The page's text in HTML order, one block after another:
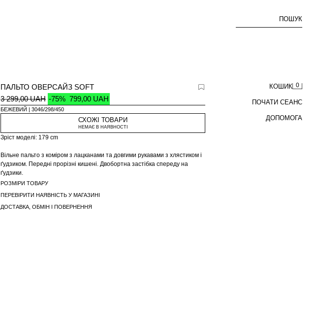
ПОШУК
КОШИК 0
ПОЧАТИ СЕАНС
ДОПОМОГА
ПАЛЬТО ОВЕРСАЙЗ SOFT
3 299,00 UAH -75% 799,00 UAH
БЕЖЕВИЙ 3046/298/450
СХОЖІ ТОВАРИ
НЕМАЄ В НАЯВНОСТІ
Зріст моделі: 179 cm
Вільне пальто з коміром з лацканами та довгими рукавами з хлястиком і
ґудзиком. Передні прорізні кишені. Двобортна застібка спереду на
ґудзики.
РОЗМІРИ ТОВАРУ
ПЕРЕВІРИТИ НАЯВНІСТЬ У МАГАЗИНІ
ДОСТАВКА, ОБМІН І ПОВЕРНЕННЯ